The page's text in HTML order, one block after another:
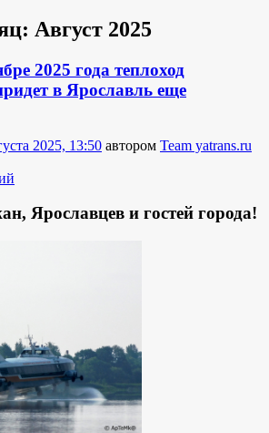
Август 2025
2025 года теплоход
в Ярославль еще
2025, 13:50 автором Team yatrans.ru
Ярославцев и гостей города!